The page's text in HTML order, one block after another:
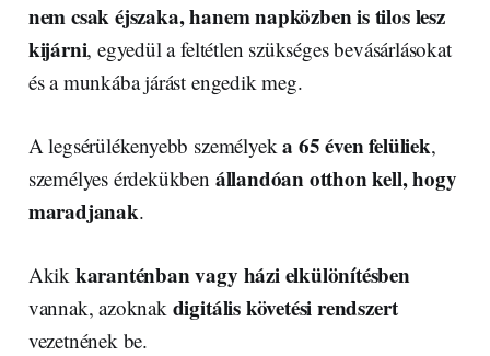
nem csak éjszaka, hanem napközben is tilos lesz
kijárni, egyedül a feltétlen szükséges bevásárlásokat
és a munkába járást engedik meg.
A legsérülékenyebb személyeka 65 éven felüliek,
személyes érdekükben állandóan otthon kell, hogy
maradjanak.
Akik karanténban vagy házi elkülönítésben
vannak, azoknak digitális követési rendszert
vezetnének be.